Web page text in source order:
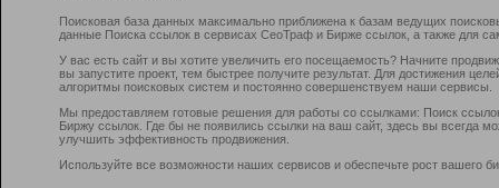
Поисковая база данных максимально приближена к базам ведущих
данные Поиска ссылок в сервисах СеоТраф и Бирже ссылок, а также для
У вас есть сайт и вы хотите увеличить его посещаемость? Начните
вы запустите проект, тем быстрее получите результат. Для достижения
алгоритмы поисковых систем и постоянно совершенствуем наши сервисы.
Мы предоставляем готовые решения для работы со ссылками: Поиск
Биржу ссылок. Где бы не появились ссылки на ваш сайт, здесь вы всегда
улучшить эффективность продвижения.
Используйте все возможности наших сервисов и обеспечьте рост вашего